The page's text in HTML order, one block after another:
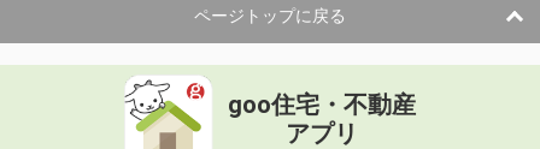
ページトップに戻る
goo住宅・不動産
アプリ